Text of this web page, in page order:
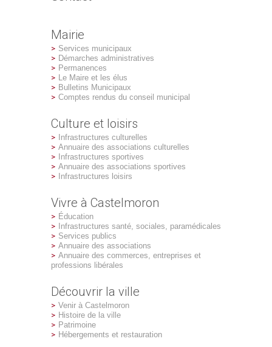
Mairie
Services municipaux
Démarches administratives
Permanences
Le Maire et les élus
Bulletins Municipaux
Comptes rendus du conseil municipal
Culture et loisirs
Infrastructures culturelles
Annuaire des associations culturelles
Infrastructures sportives
Annuaire des associations sportives
Infrastructures loisirs
Vivre à Castelmoron
Éducation
Infrastructures santé, sociales, paramédicales
Services publics
Annuaire des associations
Annuaire des commerces, entreprises et
professions libérales
Découvrir la ville
Venir à Castelmoron
Histoire de la ville
Patrimoine
Hébergements et restauration